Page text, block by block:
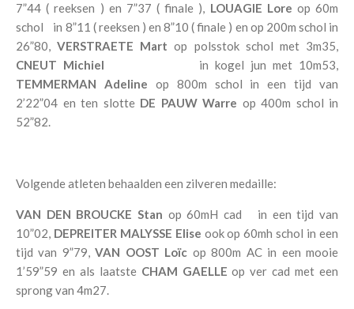
7”44 ( reeksen ) en 7”37 ( finale ), LOUAGIE Lore op 60m
schol in 8”11 ( reeksen ) en 8”10 ( finale ) en op 200m schol in
26”80,VERSTRAETE Martop polsstok schol met 3m35,
CNEUT Michiel in kogel jun met 10m53,
TEMMERMAN Adeline op 800m schol in een tijd van
2’22”04 en ten slotte DE PAUW Warre op 400m schol in
52”82.
Volgende atleten behaalden een zilveren medaille:
VAN DEN BROUCKE Stan op 60mH cad in een tijd van
10”02, DEPREITER MALYSSE Elise ook op 60mh schol in een
tijd van 9”79,VAN OOST Loïc op 800m AC in een mooie
1’59”59 en als laatste CHAM GAELLE op ver cad met een
sprong van 4m27.